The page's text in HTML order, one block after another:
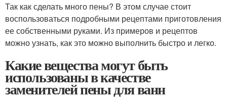
Так как сделать много пены? В этом случае стоит
воспользоваться подробными рецептами приготовления
ее собственными руками. Из примеров и рецептов
можно узнать, как это можно выполнить быстро и легко.
Какие вещества могут быть
использованы в качестве
заменителей пены для ванн